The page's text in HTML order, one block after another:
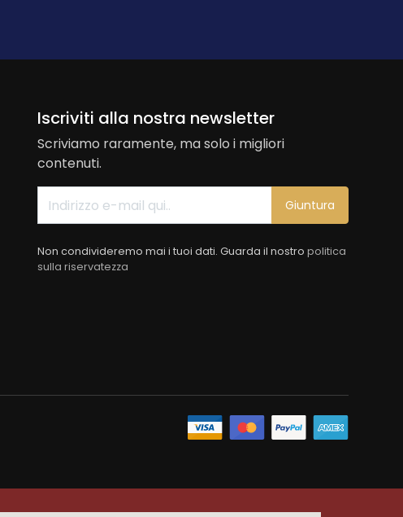
Iscriviti alla nostra newsletter
Scriviamo raramente, ma solo i migliori
contenuti.
Giuntura
Non condivideremo mai i tuoi dati. Guarda il nostro politica
sulla riservatezza